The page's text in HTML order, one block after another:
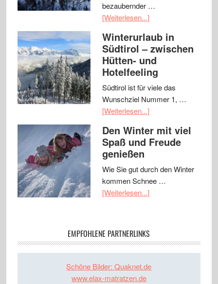
bezaubernder …
[Weiterlesen...]
Winterurlaub in
Südtirol – zwischen
Hütten- und
Hotelfeeling
Südtirol ist für viele das
Wunschziel Nummer 1, …
[Weiterlesen...]
Den Winter mit viel
Spaß und Freude
genießen
Wie Sie gut durch den Winter
kommen Schnee …
[Weiterlesen...]
EMPFOHLENE PARTNERLINKS
Schöne Bilder: Quaknet.de
www.elax-matratzen.de